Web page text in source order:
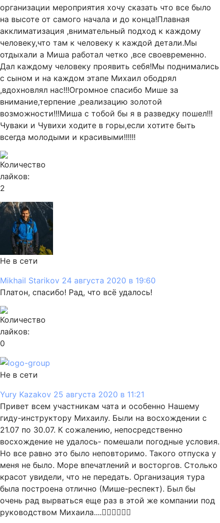
организации мероприятия хочу сказать что все было
на высоте от самого начала и до конца!Плавная
акклиматизация ,внимательный подход к каждому
человеку,что там к человеку к каждой детали.Мы
отдыхали а Миша работал четко ,все своевременно.
Дал каждому человеку проявить себя!Мы поднимались
с сыном и на каждом этапе Михаил ободрял
,вдохновлял нас!!!Огромное спасибо Мише за
внимание,терпение ,реализацию золотой
возможности!!!Миша с тобой бы я в разведку пошел!!!
Чуваки и Чувихи ходите в горы,если хотите быть
всегда молодыми и красивыми!!!!!!
2
Не в сети
Mikhail Starikov 24 августа 2020 в 19:60
Платон, спасибо! Рад, что всё удалось!
0
Не в сети
Yury Kazakov 25 августа 2020 в 11:21
Привет всем участникам чата и особенно Нашему
гиду-инструктору Михаилу. Были на восхождении с
21.07 по 30.07. К сожалению, непосредственно
восхождение не удалось- помешали погодные условия.
Но все равно это было неповторимо. Такого отпуска у
меня не было. Море впечатлений и восторгов. Столько
красот увидели, что не передать. Организация тура
была построена отлично (Мише-респект). Был бы
очень рад вырваться еще раз в этой же компании под
руководством Михаила....👍🏻👍🏻👍🏻